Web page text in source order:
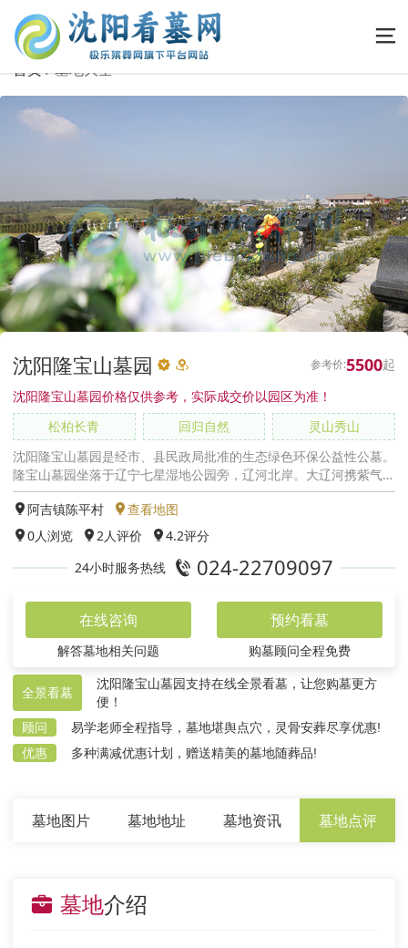
首页 墓地大全
沈阳隆宝山墓园 5500
沈阳隆宝山墓园价格仅供参考，实际成交价以园区为准！
松柏长青
回归自然
灵山秀山
沈阳隆宝山墓园是经市、县民政局批准的生态绿色环保公益性公墓。
隆宝山墓园坐落于辽宁七星湿地公园旁，辽河北岸。大辽河携紫气东
来，依山傍水，四周青山绿水环抱，尤玉带缠腰之祥，
阿吉镇陈平村
查看地图
0人浏览 2人评价
4.2评分
24小时服务热线
024-22709097
在线咨询
解答墓地相关问题
预约看墓
购墓顾问全程免费
全景看墓
沈阳隆宝山墓园支持在线全景看墓，让您购墓更方
便！
顾问
易学老师全程指导，墓地堪舆点穴，灵骨安葬尽享优惠!
优惠
多种满减优惠计划，赠送精美的墓地随葬品!
墓地图片 墓地地址 墓地资讯 墓地点评
墓地介绍